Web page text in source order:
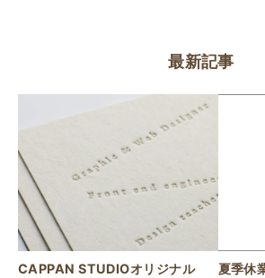
最新記事
CAPPAN STUDIOオリジナル
夏季休